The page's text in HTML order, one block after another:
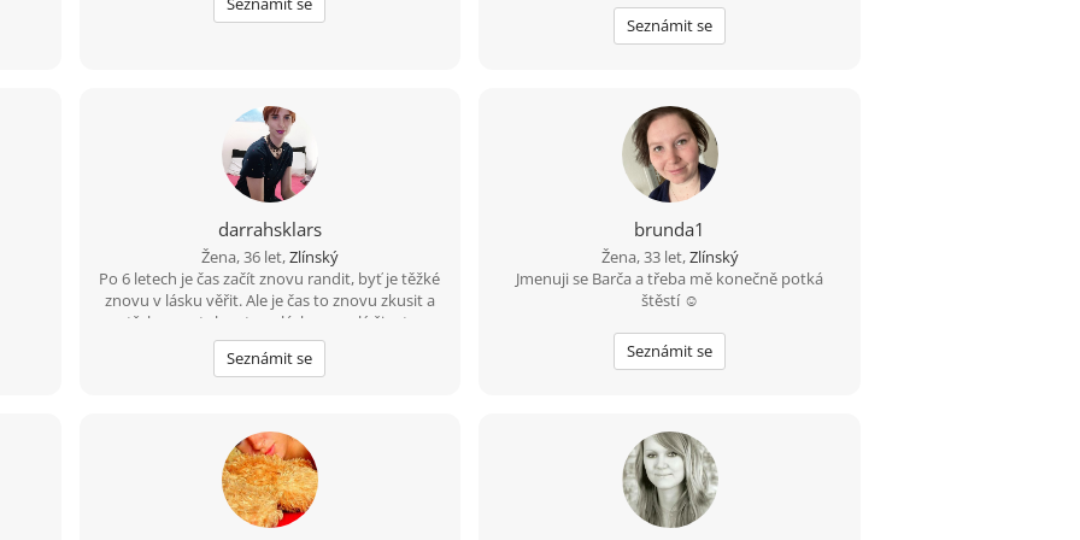
se
Seznámit se
darrahsklars
Žena, 36 let,Zlínský
Po 6 letech je čas začít znovu randit, byť je těžké
znovu v lásku věřit. Ale je čas to znovu zkusit a
třeba se z toho stane láska na celý život.
Zkusíme to spolu?
Seznámit se
brunda1
Žena, 33 let,Zlínský
Jmenuji se Barča a třeba mě konečně potká
štěstí ☺️
Seznámit se